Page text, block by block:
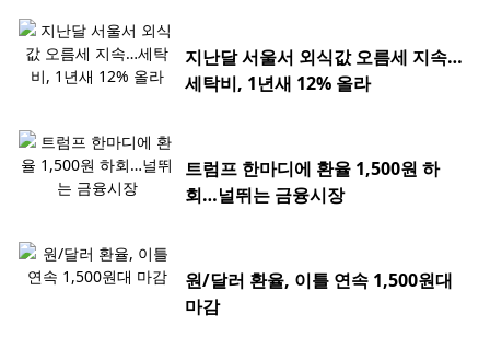
지난달 서울서 외식값 오름세 지속…
세탁비, 1년새 12% 올라
트럼프 한마디에 환율 1,500원 하
회…널뛰는 금융시장
원/달러 환율, 이틀 연속 1,500원대
마감